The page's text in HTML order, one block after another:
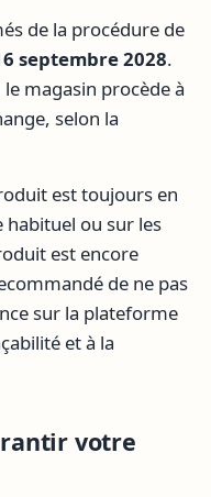
de la procédure de
septembre 2028.
magasin procède à
selon la
est toujours en
ou sur les
est encore
de ne pas
sur la plateforme
et à la
votre